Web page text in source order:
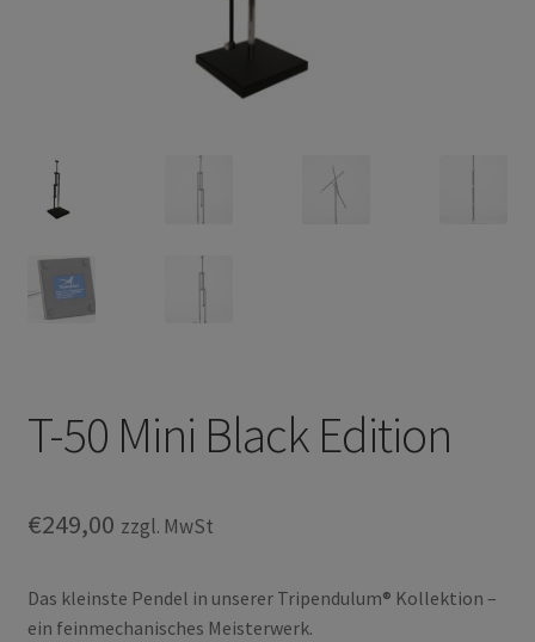
T-50 Mini Black Edition
€249,00 zzgl. MwSt
Das kleinste Pendel in unserer Tripendulum® Kollektion –
ein feinmechanisches Meisterwerk.